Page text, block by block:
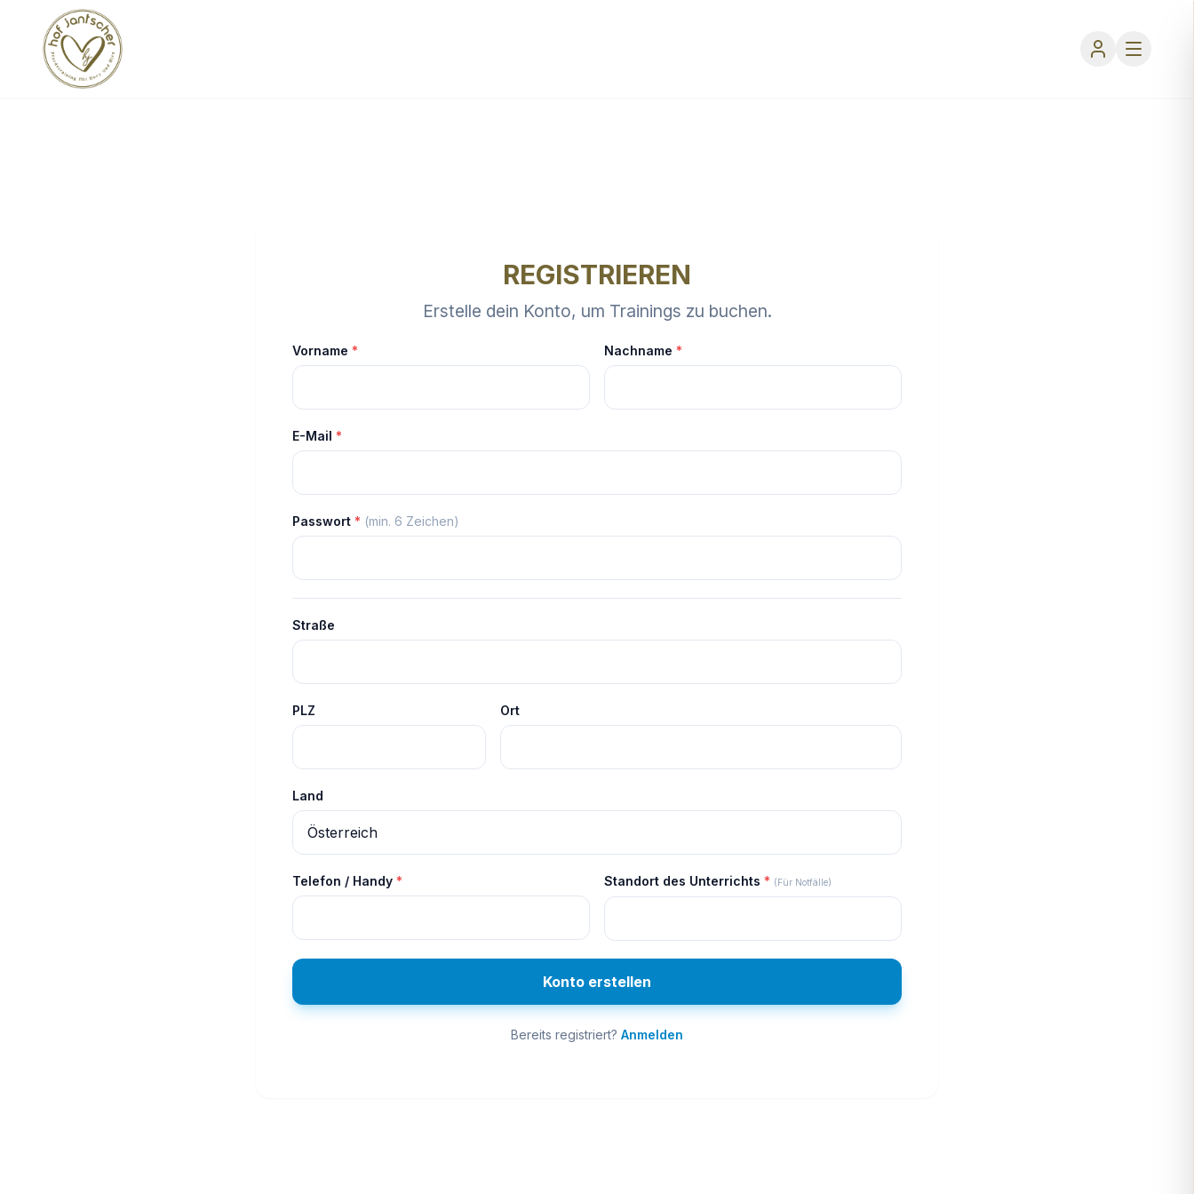
REGISTRIEREN
Erstelle dein Konto, um Trainings zu buchen.
Vorname * Nachname *
E-Mail *
Passwort * (min. 6 Zeichen)
Straße
PLZ Ort
Land
Telefon / Handy * Standort des Unterrichts * (Für Notfälle)
Konto erstellen
Bereits registriert? Anmelden